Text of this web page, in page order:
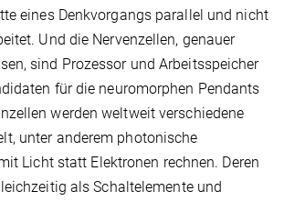
eines Denkvorgangs parallel und nicht
Und die Nervenzellen, genauer
sind Prozessor und Arbeitsspeicher
für die neuromorphen Pendants
werden weltweit verschiedene
unter anderem photonische
Licht statt Elektronen rechnen. Deren
als Schaltelemente und